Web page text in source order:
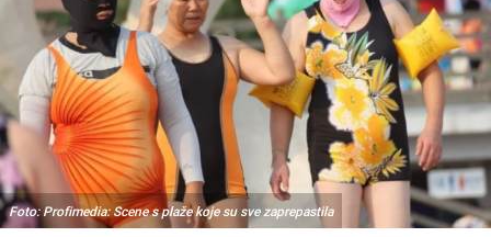
Foto: Profimedia: Scene s plaže koje su sve zaprepastila